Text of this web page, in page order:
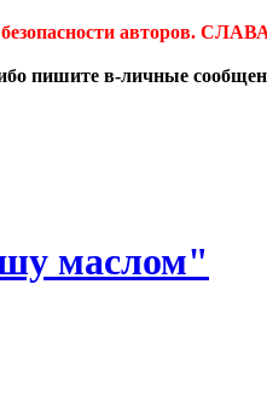
безопасности
пишите в-личные
маслом"